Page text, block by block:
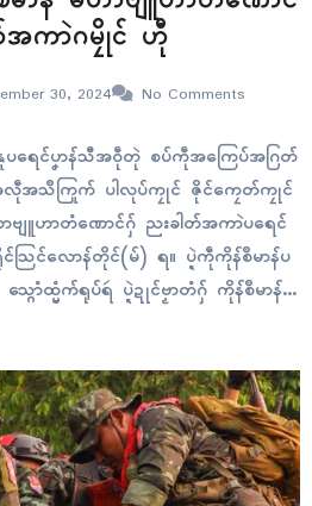
အကာဲဂမၠိုၚ် ဟီု
30, 2024 No Comments
နူပရေၚ်ပၞာန်သီအဝဵုတုဲ စပ်ကဵုအကြေပ်အဂြတ်
လဵုအသဳကြုက် ပါလုပ်ကၠုၚ် ဇိုၚ်ကၠေတ်ကၠုၚ်
ဗျူဟာတံဏောၚ်ဂှ် ညးခါတ်အကာဲပရေၚ်
ြၚ်လောန်တိုၚ်(မ်) ရ။ ပ္ဍဲကဵုကိုန်စဳမာန်ပ
ဂောံထ္မံက်ရုပ်ရဴ ပ္ဍဲဍုၚ်ဗၟာတံဂှ် ကိုန်စဳမာန်
(ကျောက်ဖြူ) ပ္ဍဲရခေၚ်ဂှ်ကီု၊…